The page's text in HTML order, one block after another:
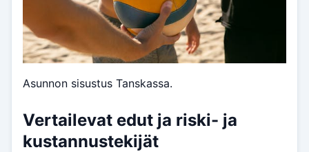
Asunnon sisustus Tanskassa.
Vertailevat edut ja riski- ja
kustannustekijät